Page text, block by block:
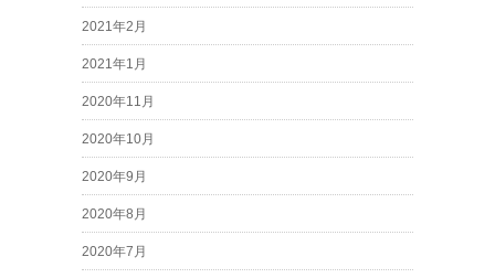
2021年2月
2021年1月
2020年11月
2020年10月
2020年9月
2020年8月
2020年7月